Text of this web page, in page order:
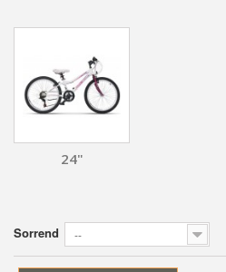
24"
Sorrend --